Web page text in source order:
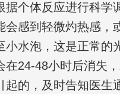
据个体反应进行科学
会感到轻微灼热感，
小水泡，这是正常的
在24-48小时后消失
起的，及时告知医生